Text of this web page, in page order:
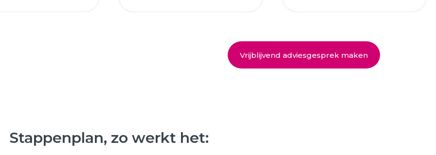
Vrijblijvend adviesgesprek maken
Stappenplan, zo werkt het: